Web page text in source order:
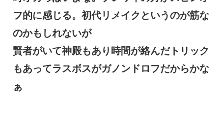
フ的に感じる。初代リメイクというのが筋な
のかもしれないが
賢者がいて神殿もあり時間が絡んだトリック
もあってラスボスがガノンドロフだからかな
ぁ